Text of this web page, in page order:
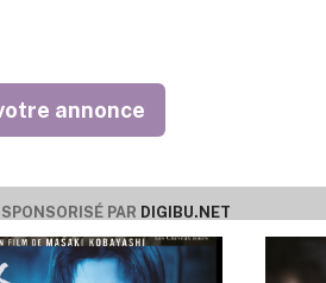
annonce
PAR DIGIBU.NET